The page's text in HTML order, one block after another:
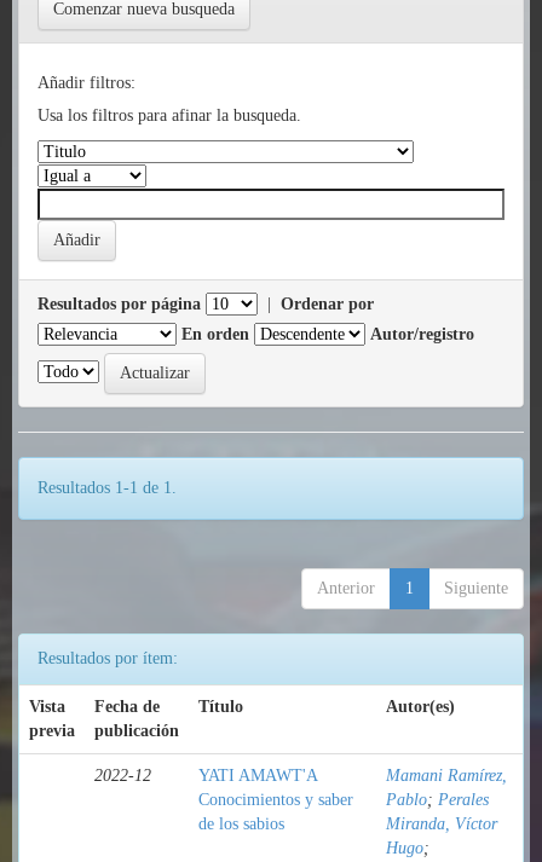
Comenzar nueva busqueda
Añadir filtros:
Usa los filtros para afinar la busqueda.
Resultados por página
Ordenar por
En orden
Autor/registro
Resultados 1-1 de 1.
Anterior 1 Siguiente
Resultados por ítem:
Vista
previa
Fecha de
publicación
Título Autor(es)
2022-12
YATI AMAWT'A
Conocimientos y saber
de los sabios
Mamani Ramírez,
Pablo; Perales
Miranda, Víctor
Hugo;